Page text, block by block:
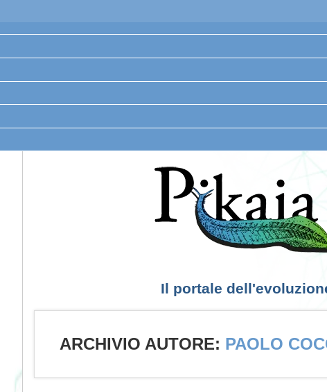
Il portale
ARCHIVIO AUTORE: PAOLO